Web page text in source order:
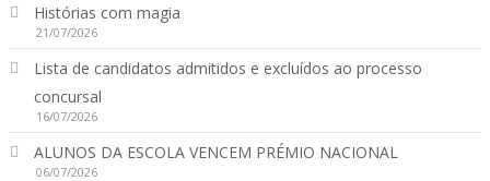
Histórias com magia
21/07/2026
Lista de candidatos admitidos e excluídos ao processo
concursal
16/07/2026
ALUNOS DA ESCOLA VENCEM PRÉMIO NACIONAL
06/07/2026